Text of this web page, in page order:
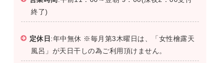
終了)
定休日 :年中無休 ※毎月第3木曜日は、「女性檜露天
風呂」が天日干しの為ご利用頂けません。